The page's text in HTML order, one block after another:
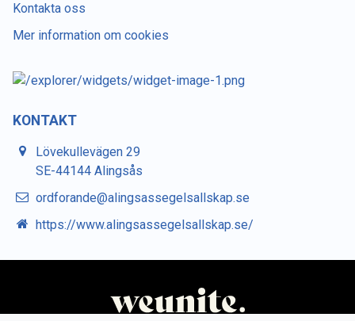
Kontakta oss
Mer information om cookies
KONTAKT
Lövekullevägen 29
SE-44144 Alingsås
ordforande@alingsassegelsallskap.se
https://www.alingsassegelsallskap.se/